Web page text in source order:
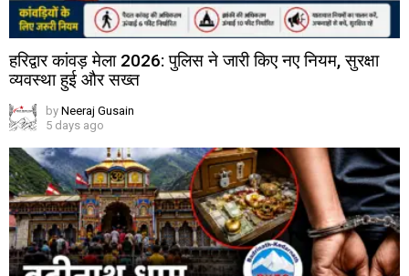
हरिद्वार कांवड़ मेला 2026: पुलिस ने जारी किए नए नियम, सुरक्षा
व्यवस्था हुई और सख्त
by Neeraj Gusain
5 days ago